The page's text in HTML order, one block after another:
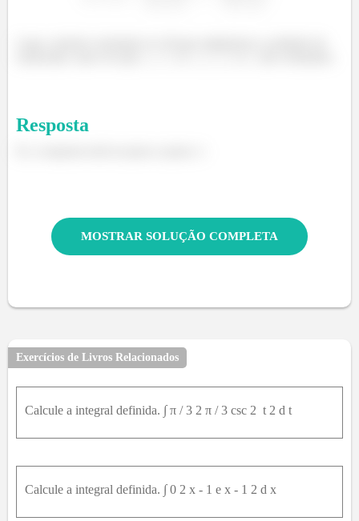
Resposta
MOSTRAR SOLUÇÃO COMPLETA
Exercícios de Livros Relacionados
Calcule a integral definida. ∫ π / 3 2 π / 3 csc 2 ⁡ t 2 d t
Calcule a integral definida. ∫ 0 2 x - 1 e x - 1 2 d x